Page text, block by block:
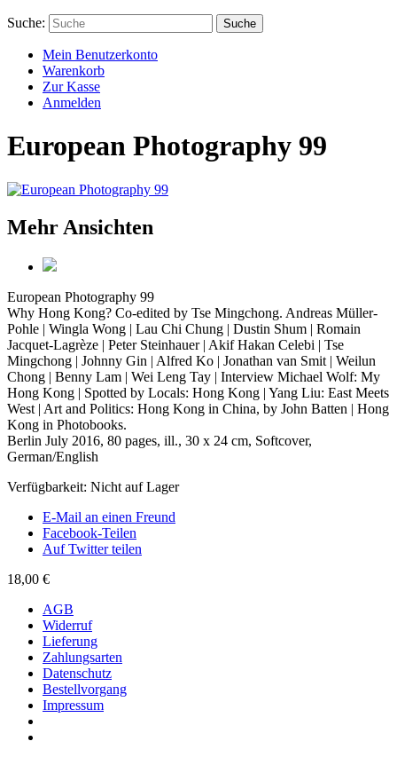
Suche: Suche
Mein Benutzerkonto
Warenkorb
Zur Kasse
Anmelden
European Photography 99
Mehr Ansichten
European Photography 99
Why Hong Kong? Co-edited by Tse Mingchong. Andreas Müller-
Pohle | Wingla Wong | Lau Chi Chung | Dustin Shum | Romain
Jacquet-Lagrèze | Peter Steinhauer | Akif Hakan Celebi | Tse
Mingchong | Johnny Gin | Alfred Ko | Jonathan van Smit | Weilun
Chong | Benny Lam | Wei Leng Tay | Interview Michael Wolf: My
Hong Kong | Spotted by Locals: Hong Kong | Yang Liu: East Meets
West | Art and Politics: Hong Kong in China, by John Batten | Hong
Kong in Photobooks.
Berlin July 2016, 80 pages, ill., 30 x 24 cm, Softcover,
German/English
Verfügbarkeit: Nicht auf Lager
E-Mail an einen Freund
Facebook-Teilen
Auf Twitter teilen
18,00 €
AGB
Widerruf
Lieferung
Zahlungsarten
Datenschutz
Bestellvorgang
Impressum